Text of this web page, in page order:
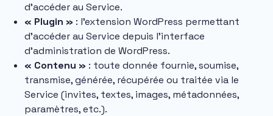
d’accéder au Service.
« Plugin » : l’extension WordPress permettant
d’accéder au Service depuis l’interface
d’administration de WordPress.
« Contenu » : toute donnée fournie, soumise,
transmise, générée, récupérée ou traitée via le
Service (invites, textes, images, métadonnées,
paramètres, etc.).